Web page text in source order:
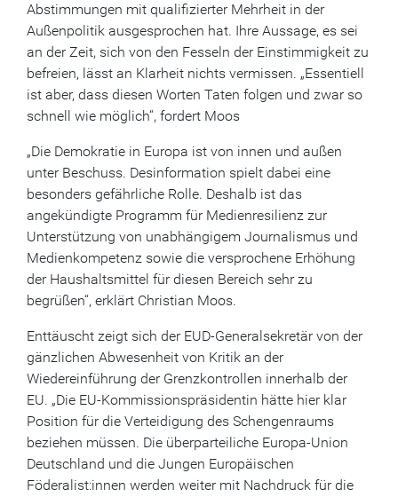
Abstimmungen mit qualifizierter Mehrheit in der
Außenpolitik ausgesprochen hat. Ihre Aussage, es sei
an der Zeit, sich von den Fesseln der Einstimmigkeit zu
befreien, lässt an Klarheit nichts vermissen. „Essentiell
ist aber, dass diesen Worten Taten folgen und zwar so
schnell wie möglich“, fordert Moos
„Die Demokratie in Europa ist von innen und außen
unter Beschuss. Desinformation spielt dabei eine
besonders gefährliche Rolle. Deshalb ist das
angekündigte Programm für Medienresilienz zur
Unterstützung von unabhängigem Journalismus und
Medienkompetenz sowie die versprochene Erhöhung
der Haushaltsmittel für diesen Bereich sehr zu
begrüßen“, erklärt Christian Moos.
Enttäuscht zeigt sich der EUD-Generalsekretär von der
gänzlichen Abwesenheit von Kritik an der
Wiedereinführung der Grenzkontrollen innerhalb der
EU. „Die EU-Kommissionspräsidentin hätte hier klar
Position für die Verteidigung des Schengenraums
beziehen müssen. Die überparteiliche Europa-Union
Deutschland und die Jungen Europäischen
Föderalist:innen werden weiter mit Nachdruck für die